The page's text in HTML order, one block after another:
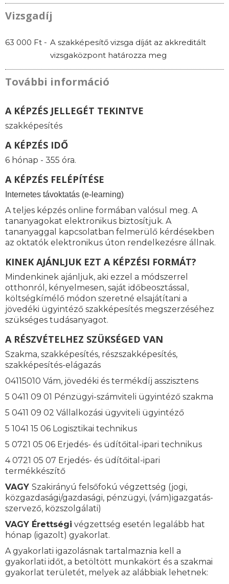
Vizsgadíj
63 000 Ft - A szakképesítő vizsga díját az akkreditált
vizsgaközpont határozza meg
További információ
A KÉPZÉS JELLEGÉT TEKINTVE
szakképesítés
A KÉPZÉS IDŐ
6 hónap - 355 óra.
A KÉPZÉS FELÉPÍTÉSE
nternetes távoktatás (e-learning)
A teljes képzés online formában valósul meg. A
tananyagokat elektronikus biztosítjuk. A
tananyaggal kapcsolatban felmerülő kérdésekben
az oktatók elektronikus úton rendelkezésre állnak.
KINEK AJÁNLJUK EZT A KÉPZÉSI FORMÁT?
Mindenkinek ajánljuk, aki ezzel a módszerrel
otthonról, kényelmesen, saját időbeosztással,
költségkímélő módon szeretné elsajátítani a
jövedéki ügyintéző szakképesítés megszerzéséhez
szükséges tudásanyagot.
A RÉSZVÉTELHEZ SZÜKSÉGED VAN
Szakma, szakképesítés, részszakképesítés,
szakképesítés-elágazás
04115010 Vám, jövedéki és termékdíj asszisztens
5 0411 09 01 Pénzügyi-számviteli ügyintéző szakma
5 0411 09 02 Vállalkozási ügyviteli ügyintéző
5 1041 15 06 Logisztikai technikus
5 0721 05 06 Erjedés- és üdítőital-ipari technikus
4 0721 05 07 Erjedés- és üdítőital-ipari
termékkészítő
VAGY Szakirányú felsőfokú végzettség (jogi,
közgazdasági/gazdasági, pénzügyi, (vám)igazgatás-
szervező, közszolgálati)
VAGY Érettségi végzettség esetén legalább hat
hónap (igazolt) gyakorlat.
A gyakorlati igazolásnak tartalmaznia kell a
gyakorlati időt, a betöltött munkakört és a szakmai
gyakorlat területét, melyek az alábbiak lehetnek: